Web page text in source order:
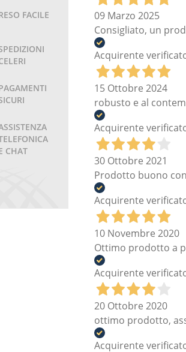
FACILE
CHAT
09 Marzo 2025
Consigliato, un
Acquirente
15 Ottobre 2024
robusto e al
Acquirente
30 Ottobre 2021
Prodotto buono
Acquirente
10 Novembre 2020
Ottimo prodotto a
Acquirente
20 Ottobre 2020
ottimo prodotto,
Acquirente